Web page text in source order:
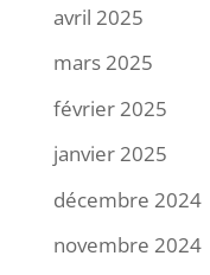
avril 2025
mars 2025
février 2025
janvier 2025
décembre 2024
novembre 2024